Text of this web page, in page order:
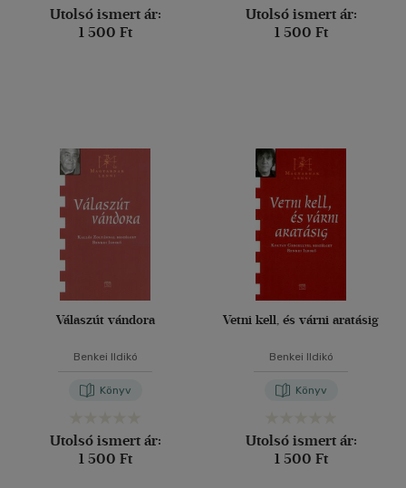
Utolsó ismert ár:
1 500 Ft
Utolsó ismert ár:
1 500 Ft
Válaszút vándora
Benkei Ildikó
Könyv
Utolsó ismert ár:
1 500 Ft
Vetni kell, és várni aratásig
Benkei Ildikó
Könyv
Utolsó ismert ár:
1 500 Ft